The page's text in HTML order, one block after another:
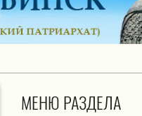
МЕНЮ РАЗДЕЛА